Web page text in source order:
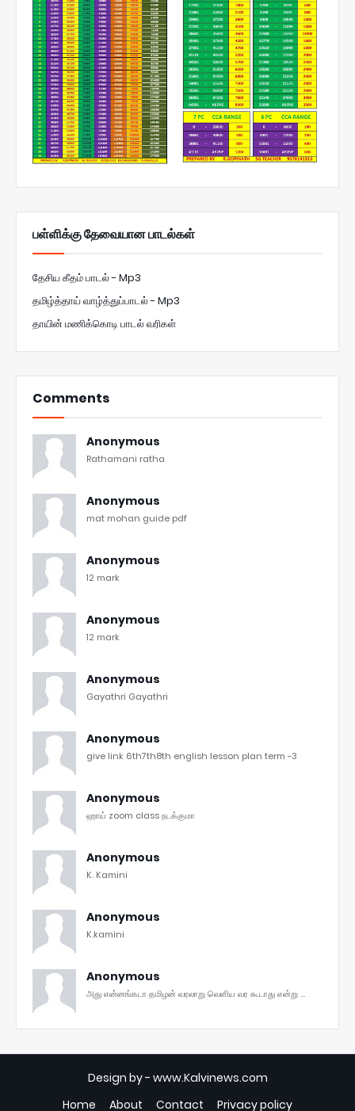
பள்ளிக்கு தேவையான பாடல்கள்
தேசிய கீதம் பாடல் - Mp3
தமிழ்த்தாய் வாழ்த்துப்பாடல் - Mp3
தாயின் மணிக்கொடி பாடல் வரிகள்
Comments
Anonymous
Rathamani ratha
Anonymous
mat mohan guide pdf
Anonymous
12 mark
Anonymous
12 mark
Anonymous
Gayathri Gayathri
Anonymous
give link 6th7th8th english lesson plan term -3
Anonymous
ஹாய் zoom class நடக்குமா
Anonymous
K. Kamini
Anonymous
K.kamini
Anonymous
அது என்னங்கடா தமிழன் வரலாறு வெளிய வர கூடாது என்று ...
Design by - www.Kalvinews.com
Home
About Contact Privacy policy